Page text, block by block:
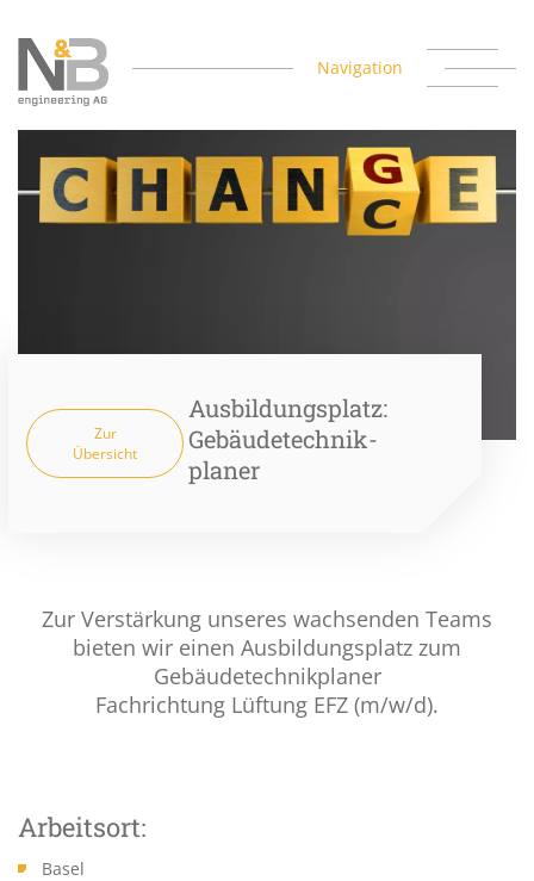
Navigation
Zur
Übersicht
Ausbildungsplatz:
Gebäudetechnik-
planer
Zur Verstärkung unseres wachsenden Teams
bieten wir einen Ausbildungsplatz zum
Gebäudetechnikplaner
Fachrichtung Lüftung EFZ (m/w/d).
Arbeitsort:
Basel